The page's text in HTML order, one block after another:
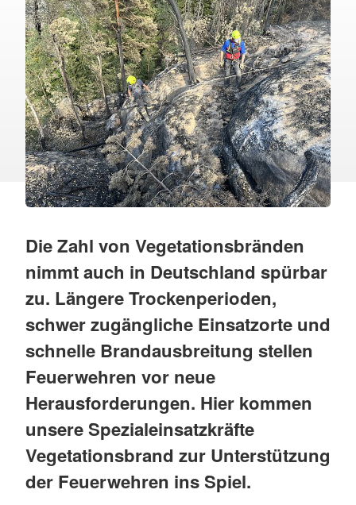
Die Zahl von Vegetationsbränden
nimmt auch in Deutschland spürbar
zu. Längere Trockenperioden,
schwer zugängliche Einsatzorte und
schnelle Brandausbreitung stellen
Feuerwehren vor neue
Herausforderungen. Hier kommen
unsere Spezialeinsatzkräfte
Vegetationsbrand zur Unterstützung
der Feuerwehren ins Spiel.